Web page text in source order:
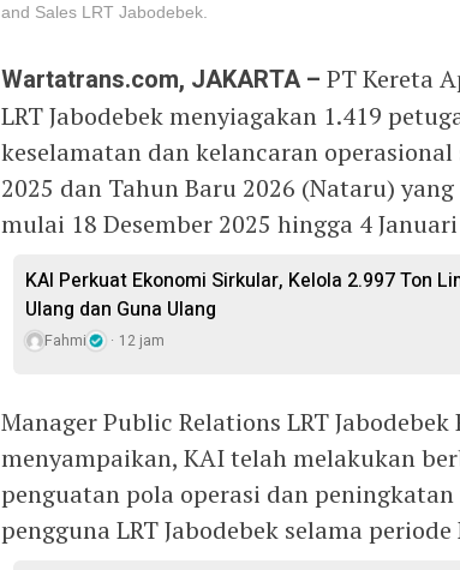
and Sales LRT Jabodebek.
Wartatrans.com, JAKARTA – PT Kereta
LRT Jabodebek menyiagakan 1.419
keselamatan dan kelancaran
2025 dan Tahun Baru 2026 (Nataru)
mulai 18 Desember 2025 hingga 4
KAI Perkuat Ekonomi Sirkular, Kelola 2.997 Ton
Ulang dan Guna Ulang
Fahmi 12 jam
Manager Public Relations LRT
menyampaikan, KAI telah melakukan
penguatan pola operasi dan
pengguna LRT Jabodebek selama